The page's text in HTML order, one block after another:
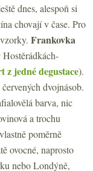
dnes, alespoň si
chovají v čase. Pro
Frankovka
z jedné degustace).
dvojnásob.
barva, nic
a trochu
poměrně
ovocné, naprosto
nebo Londýně,